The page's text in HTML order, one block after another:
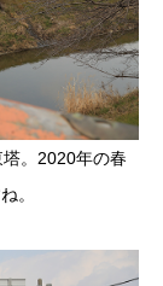
。2020年の春
。